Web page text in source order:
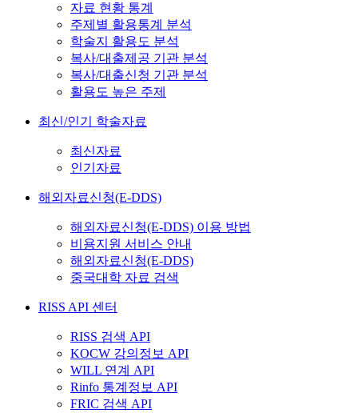
자료 현황 통계
주제별 활용통계 분석
학술지 활용도 분석
복사/대출제공 기관 분석
복사/대출신청 기관 분석
활용도 높은 주제
최신/인기 학술자료
최신자료
인기자료
해외자료신청(E-DDS)
해외자료신청(E-DDS) 이용 방법
비용지원 서비스 안내
해외자료신청(E-DDS)
중국대학 자료 검색
RISS API 센터
RISS 검색 API
KOCW 강의정보 API
WILL 연계 API
Rinfo 통계정보 API
FRIC 검색 API